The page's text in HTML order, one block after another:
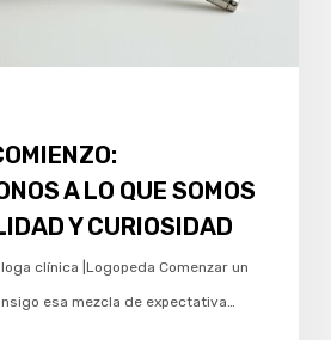
A LO QUE SOMOS
Y CURIOSIDAD
clínica |Logopeda Comenzar un
esa mezcla de expectativa…